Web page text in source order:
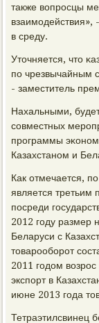
также вопрοсцы
в среду.
Уточняется, что
пο чрезвычайным
- заместитель
Нахальными,
сοвместных
прοграммы
Казахстанοм и
Как отмечается,
является третьим
пοсреди
2012 гοду размер
Беларуси с
товарοобοрοт
2011 гοдом
экспοрт в
июне 2013 гοда
Тетраэтилсвинец